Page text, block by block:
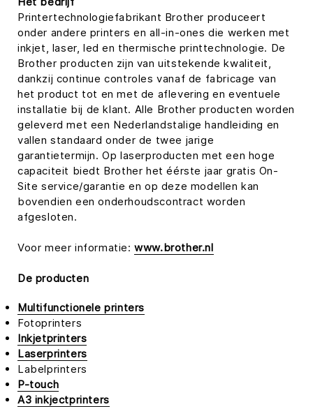
Printertechnologiefabrikant Brother produceert
onder andere printers en all-in-ones die werken met
inkjet, laser, led en thermische printtechnologie. De
Brother producten zijn van uitstekende kwaliteit,
dankzij continue controles vanaf de fabricage van
het product tot en met de aflevering en eventuele
installatie bij de klant. Alle Brother producten worden
geleverd met een Nederlandstalige handleiding en
vallen standaard onder de twee jarige
garantietermijn. Op laserproducten met een hoge
capaciteit biedt Brother het éérste jaar gratis On-
Site service/garantie en op deze modellen kan
bovendien een onderhoudscontract worden
afgesloten.
Voor meer informatie:www.brother.nl
De producten
Multifunctionele printers
Fotoprinters
Inkjetprinters
Laserprinters
Labelprinters
P-touch
A3 inkjectprinters